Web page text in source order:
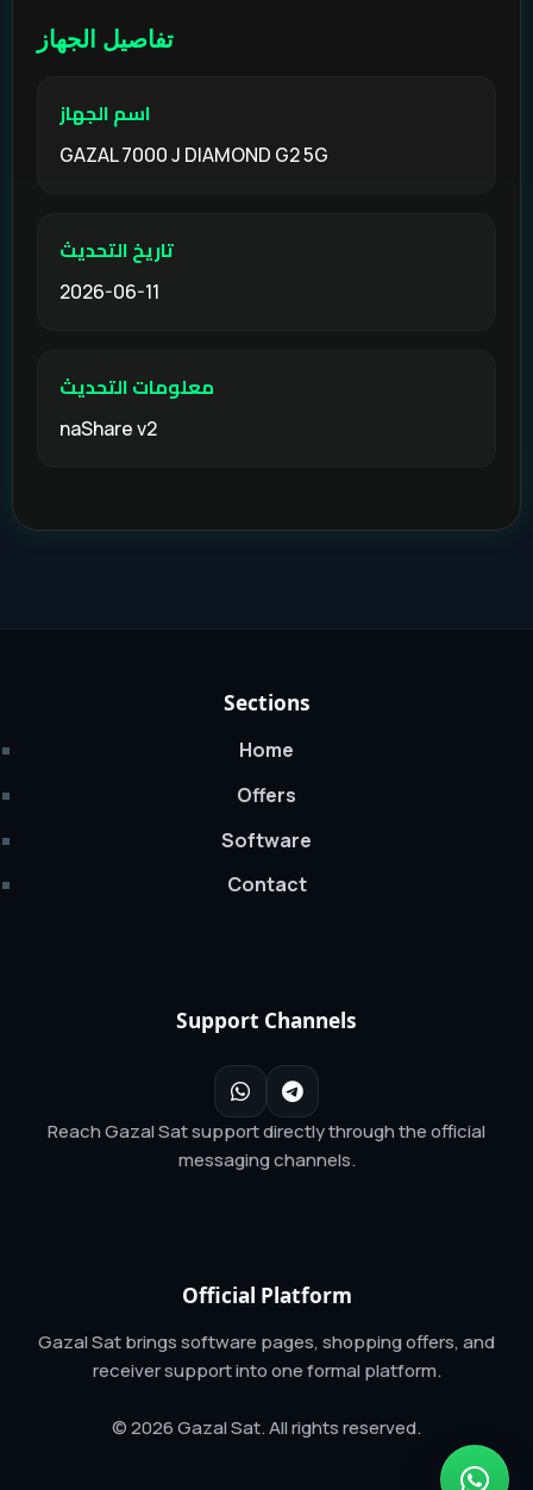
تفاصيل الجهاز
اسم الجهاز
GAZAL 7000 J DIAMOND G2 5G
تاريخ التحديث
2026-06-11
معلومات التحديث
naShare v2
Sections
Home
Offers
Software
Contact
Support Channels
Reach Gazal Sat support directly through the official
messaging channels.
Official Platform
Gazal Sat brings software pages, shopping offers, and
receiver support into one formal platform.
© 2026 Gazal Sat. All rights reserved.